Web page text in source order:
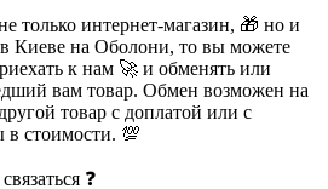
только интернет-магазин, 🎁 но и
Киеве на Оболони, то вы можете
к нам 🚀 и обменять или
вам товар. Обмен возможен на
товар с доплатой или с
в стоимости. 💯
❓